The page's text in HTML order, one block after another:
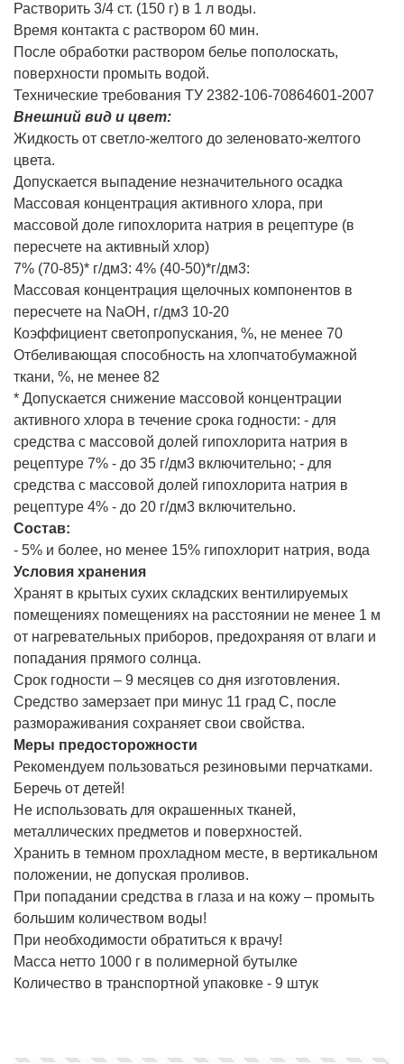
Растворить 3/4 ст. (150 г) в 1 л воды.
Время контакта с раствором 60 мин.
После обработки раствором белье пополоскать,
поверхности промыть водой.
Технические требования ТУ 2382-106-70864601-2007
Внешний вид и цвет:
Жидкость от светло-желтого до зеленовато-желтого
цвета.
Допускается выпадение незначительного осадка
Массовая концентрация активного хлора, при
массовой доле гипохлорита натрия в рецептуре (в
пересчете на активный хлор)
7% (70-85)* г/дм3: 4% (40-50)*г/дм3:
Массовая концентрация щелочных компонентов в
пересчете на NaОН, г/дм3 10-20
Коэффициент светопропускания, %, не менее 70
Отбеливающая способность на хлопчатобумажной
ткани, %, не менее 82
* Допускается снижение массовой концентрации
активного хлора в течение срока годности: - для
средства с массовой долей гипохлорита натрия в
рецептуре 7% - до 35 г/дм3 включительно; - для
средства с массовой долей гипохлорита натрия в
рецептуре 4% - до 20 г/дм3 включительно.
Состав:
- 5% и более, но менее 15% гипохлорит натрия, вода
Условия хранения
Хранят в крытых сухих складских вентилируемых
помещениях помещениях на расстоянии не менее 1 м
от нагревательных приборов, предохраняя от влаги и
попадания прямого солнца.
Срок годности – 9 месяцев со дня изготовления.
Средство замерзает при минус 11 град С, после
размораживания сохраняет свои свойства.
Меры предосторожности
Рекомендуем пользоваться резиновыми перчатками.
Беречь от детей!
Не использовать для окрашенных тканей,
металлических предметов и поверхностей.
Хранить в темном прохладном месте, в вертикальном
положении, не допуская проливов.
При попадании средства в глаза и на кожу – промыть
большим количеством воды!
При необходимости обратиться к врачу!
Масса нетто 1000 г в полимерной бутылке
Количество в транспортной упаковке - 9 штук